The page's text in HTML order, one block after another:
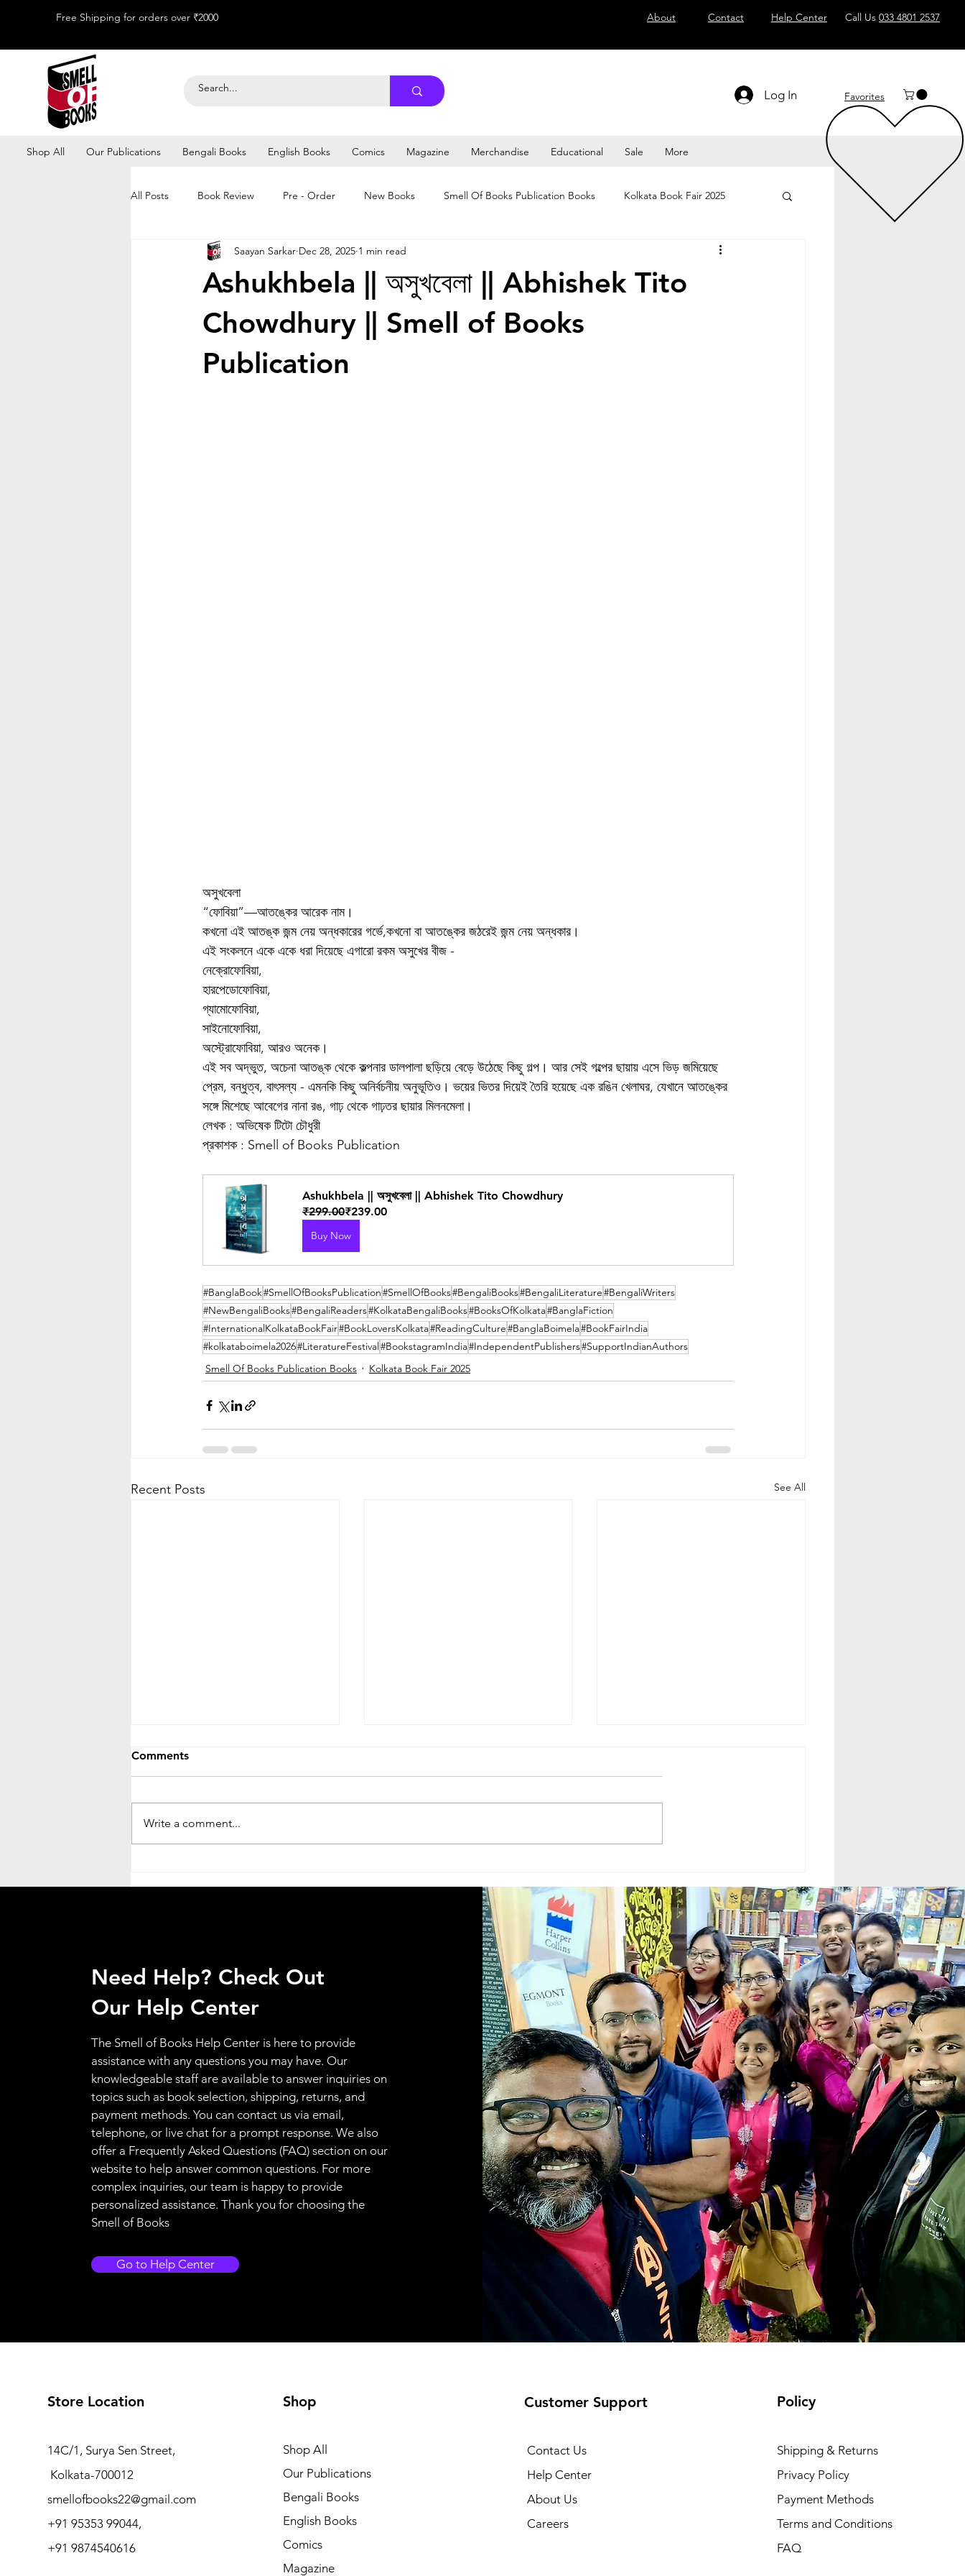
Free Shipping for orders over ₹2000 About Contact Help Center Call Us 033 4801 2537
Log In Favorites
Shop All Our Publications Bengali Books English Books Comics Magazine Merchandise Educational Sale More
All Posts Book Review Pre - Order New Books Smell Of Books Publication Books Kolkata Book Fair 2025
Kolkata Book Fair 2026
Ashukhbela || অসুখবেলা || Abhishek Tito
Chowdhury || Smell of Books
Publication
Saayan Sarkar Dec 28, 2025 1 min read
অসুখবেলা
“ফোবিয়া”—আতঙ্কের আরেক নাম।
কখনো এই আতঙ্ক জন্ম নেয় অন্ধকারের গর্ভে,কখনো বা আতঙ্কের জঠরেই জন্ম নেয় অন্ধকার।
এই সংকলনে একে একে ধরা দিয়েছে এগারো রকম অসুখের বীজ -
নেক্রোফোবিয়া,
হারপেডোফোবিয়া,
গ্যামোফোবিয়া,
সাইনোফোবিয়া,
অস্ট্রোফোবিয়া, আরও অনেক।
এই সব অদ্ভুত, অচেনা আতঙ্ক থেকে কল্পনার ডালপালা ছড়িয়ে বেড়ে উঠেছে কিছু গল্প। আর সেই গল্পের ছায়ায় এসে ভিড় জমিয়েছে
প্রেম, বন্ধুত্ব, বাৎসল্য - এমনকি কিছু অনির্বচনীয় অনুভূতিও। ভয়ের ভিতর দিয়েই তৈরি হয়েছে এক রঙিন খেলাঘর, যেখানে আতঙ্কের
সঙ্গে মিশেছে আবেগের নানা রঙ, গাঢ় থেকে গাঢ়তর ছায়ার মিলনমেলা।
লেখক : অভিষেক টিটো চৌধুরী
প্রকাশক : Smell of Books Publication
Ashukhbela || অসুখবেলা || Abhishek Tito Chowdhury
₹299.00₹239.00
Buy Now
#BanglaBook#SmellOfBooksPublication#SmellOfBooks#BengaliBooks#BengaliLiterature#BengaliWriters
#NewBengaliBooks#BengaliReaders#KolkataBengaliBooks#BooksOfKolkata#BanglaFiction
#InternationalKolkataBookFair#BookLoversKolkata#ReadingCulture#BanglaBoimela#BookFairIndia
#kolkataboimela2026#LiteratureFestival#BookstagramIndia#IndependentPublishers#SupportIndianAuthors
Smell Of Books Publication Books
Kolkata Book Fair 2025
Recent Posts See All
নগরী মৃত || Mohona Debroy
Dutta
Kundu
Comments
Write a comment...
Need Help? Check Out
Our Help Center
The Smell of Books Help Center is here to provide
assistance with any questions you may have. Our
knowledgeable staff are available to answer inquiries on
topics such as book selection, shipping, returns, and
payment methods. You can contact us via email,
telephone, or live chat for a prompt response. We also
offer a Frequently Asked Questions (FAQ) section on our
website to help answer common questions. For more
complex inquiries, our team is happy to provide
personalized assistance. Thank you for choosing the
Smell of Books
Go to Help Center
Store Location
14C/1, Surya Sen Street,
Kolkata-700012
smellofbooks22@gmail.com
+91 95353 99044,
+91 9874540616
Shop
Shop All
Our Publications
Bengali Books
English Books
Comics
Magazine
Customer Support
Contact Us
Help Center
About Us
Careers
Policy
Shipping & Returns
Privacy Policy
Payment Methods
Terms and Conditions
FAQ